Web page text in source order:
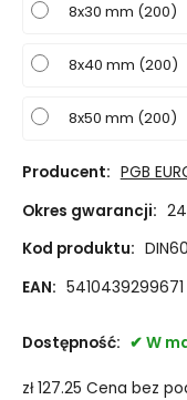
8x30 mm (200)
8x40 mm (200)
8x50 mm (200)
Producent: PGB
Okres gwarancji:
Kod produktu:
EAN: 5410439299671
Dostępność: W
zł127.25 Cena bez